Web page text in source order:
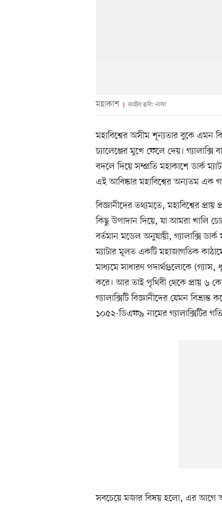
মহাকাশ ফাইল ছবি: নাসা
মহাবিশ্বের অসীম শূন্যতার বুকে এমন
চ্যালেঞ্জের মুখে ফেলে দেয়।
বদলে দিয়ে সম্প্রতি মহাকাশে ডার্ক
এই আবিষ্কার মহাবিশ্বের অন্যতম এক
বিজ্ঞানীদের তথ্যমতে, মহাবিশ্বের
কিছু উপাদান দিয়ে, যা আমরা খালি
বর্তমান মডেল অনুযায়ী, গ্যালাক্সি
ম্যাটার মূলত একটি মহাজাগতিক
মাধ্যমে সাধারণ পদার্থগুলোকে (গ্যাস,
করে। আর তাই পৃথিবী থেকে প্রায় ৬
গ্যালাক্সিটি বিজ্ঞানীদের যেমন
১০৫২-ডিএফ৯ নামের গ্যালাক্সিটির
সবচেয়ে মজার বিষয় হলো, এর আগে